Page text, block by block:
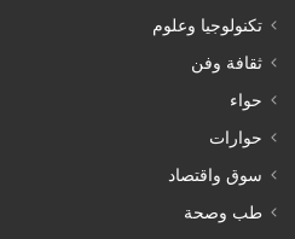
تكنولوجيا وعلوم
ثقافة وفن
حواء
حوارات
سوق واقتصاد
طب وصحة